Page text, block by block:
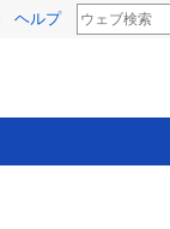
ヘルプ